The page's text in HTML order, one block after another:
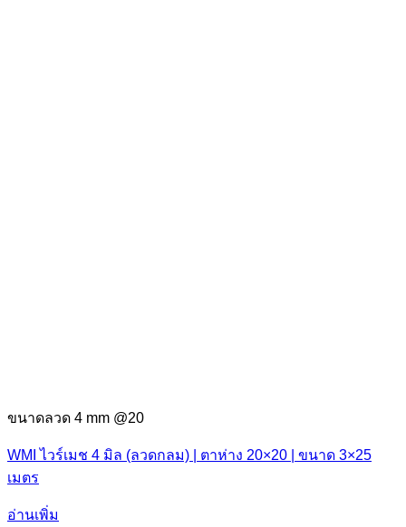
ขนาดลวด 4 mm @20
WMI ไวร์เมช 4 มิล (ลวดกลม) | ตาห่าง 20×20 | ขนาด 3×25
เมตร
อ่านเพิ่ม